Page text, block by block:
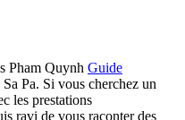
Pham Quynh Guide
Pa. Si vous cherchez un
les prestations
ravi de vous raconter des